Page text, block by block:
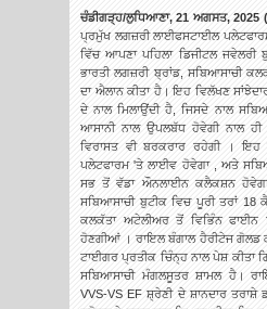
ਚੰਡੀਗੜ੍ਹ/ਲੁਧਿਆਣਾ, 21 ਅਗਸਤ, 2025
ਪ੍ਰਮੁੱਖ ਲਗਜ਼ਰੀ ਲਾਈਫਸਟਾਈਲ
ਵਿੱਚ ਆਪਣਾ ਪਹਿਲਾ ਡਿਜੀਟਲ
ਭਾਰਤੀ ਲਗਜ਼ਰੀ ਬ੍ਰਾਂਡ, ਸਬਿਆਸਾਚੀ
ਦਾ ਐਲਾਨ ਕੀਤਾ ਹੈ। ਇਹ ਵਿਲੱਖਣ
ਦੇ ਨਾਲ ਮਿਲਾਉਂਦੀ ਹੈ, ਜਿਸਦੇ ਨਾਲ
ਆਸਾਨੀ ਨਾਲ ਉਪਲਬੱਧ ਹੋਵੇਗੀ ਨਾਲ ਹੀ
ਵਿਰਾਸਤ ਵੀ ਬਰਕਰਾਰ ਰਹੇਗੀ ।
ਪਲੇਟਫਾਰਮ 'ਤੇ ਲਾਈਵ ਹੋਵੇਗਾ , ਅਤੇ
ਸਭ ਤੋਂ ਵੱਡਾ ਔਨਲਾਈਨ ਕਲੈਕਸ਼ਨ
ਸਬਿਆਸਾਚੀ ਬੁਟੀਕ ਵਿਚ ਪੂਰੀ ਤਰਾਂ
ਕਲਕੱਤਾ ਅਟੇਲੀਅਰ ਤੋਂ ਵਿਭਿੰਨ ਫਾਈਨ
ਹੋਣਗੀਆਂ । ਰਾਇਲ ਬੰਗਾਲ ਹੈਰੀਟੇਜ ਗੋਲਡ
ਟਾਈਗਰ ਪ੍ਰਤੀਕ ਚਿੰਨ੍ਹ ਨਾਲ ਪੇਸ਼
ਸਬਿਆਸਾਚੀ ਮੰਗਲਸੂਤਰ ਸ਼ਾਮਲ ਹੈ।
VVS-VS EF ਸ਼੍ਰੇਣੀ ਦੇ ਸ਼ਾਨਦਾਰ